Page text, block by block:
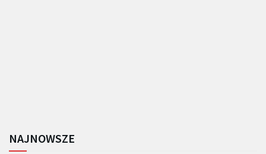
NAJNOWSZE